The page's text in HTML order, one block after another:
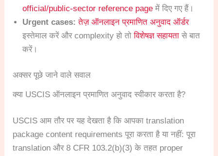
official/public-sector reference page में दिए गए हैं।
Urgent cases: तेज़ ऑनलाइन प्रमाणित अनुवाद ऑर्डर
इस्तेमाल करें और complexity हो तोविशेषज्ञ सहायता से बात
करें।
अक्सर पूछे जाने वाले सवाल
क्या USCIS ऑनलाइन प्रमाणित अनुवाद स्वीकार करता है?
USCIS आम तौर पर यह देखता है कि आपका translation
package content requirements पूरा करता है या नहीं: पूरा
translation और 8 CFR 103.2(b)(3) के तहत proper